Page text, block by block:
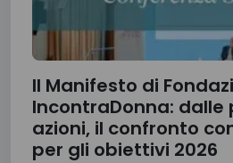
Il Manifesto di
IncontraDonna: dalle
azioni, il confronto
per gli obiettivi 2026